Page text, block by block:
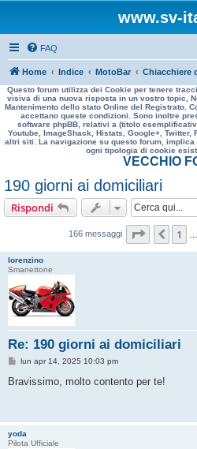
www.sv-
FAQ
Home Indice MotoBar Chiacchiere
Questo forum utilizza dei Cookie per tenere
visiva di una nuova risposta in un vostro topic,
Mantenimento dello stato Online del Registrato.
accettano queste condizioni. Sono inoltre
software phpBB, relativi a (titolo
Youtube, ImageShack, Histats, Google+,
altri siti. La navigazione su questo forum,
ogni tipologia di cookie
VECCHIO
190 giorni ai domiciliari
Rispondi
166 messaggi Pagina di
1
lorenzino
Smanettone
Re: 190 giorni ai domiciliari
M
s
o
lun apr 14, 2025 10:03 pm
Bravissimo, molto contento per te!
yoda
Pilota Ufficiale